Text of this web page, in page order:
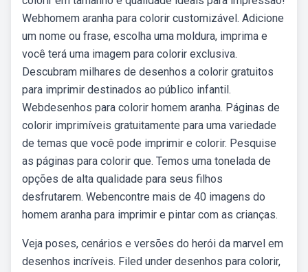
Webhomem aranha para colorir customizável. Adicione
um nome ou frase, escolha uma moldura, imprima e
você terá uma imagem para colorir exclusiva.
Descubram milhares de desenhos a colorir gratuitos
para imprimir destinados ao público infantil.
Webdesenhos para colorir homem aranha. Páginas de
colorir imprimíveis gratuitamente para uma variedade
de temas que você pode imprimir e colorir. Pesquise
as páginas para colorir que. Temos uma tonelada de
opções de alta qualidade para seus filhos
desfrutarem. Webencontre mais de 40 imagens do
homem aranha para imprimir e pintar com as crianças.
Veja poses, cenários e versões do herói da marvel em
desenhos incríveis. Filed under desenhos para colorir,